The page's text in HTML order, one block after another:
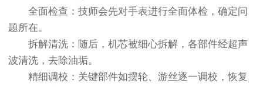
全面检查：技师会先对手表进行全面体检，确定问
题所在。
拆解清洗：随后，机芯被细心拆解，各部件经超声
波清洗，去除油垢。
精细调校：关键部件如摆轮、游丝逐一调校，恢复